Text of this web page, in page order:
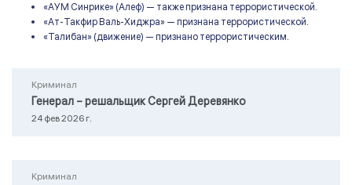
«АУМ Синрике» (Алеф) — также признана террористической.
«Ат-Такфир Валь-Хиджра» — признана террористической.
«Талибан» (движение) — признано террористическим.
Криминал
Генерал – решальщик Сергей Деревянко
24 фев 2026 г.
Криминал